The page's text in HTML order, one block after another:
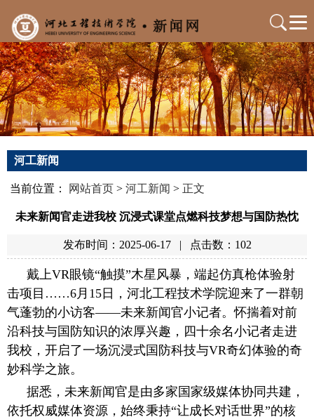
河工新闻
当前位置： 网站首页 > 河工新闻 > 正文
未来新闻官走进我校 沉浸式课堂点燃科技梦想与国防热忱
发布时间：2025-06-17| 点击数： 102
戴上VR眼镜“触摸”木星风暴，端起仿真枪体验射
击项目……6月15日，河北工程技术学院迎来了一群朝
气蓬勃的小访客——未来新闻官小记者。怀揣着对前
沿科技与国防知识的浓厚兴趣，四十余名小记者走进
我校，开启了一场沉浸式国防科技与VR奇幻体验的奇
妙科学之旅。
据悉，未来新闻官是由多家国家级媒体协同共建，
依托权威媒体资源，始终秉持“让成长对话世界”的核